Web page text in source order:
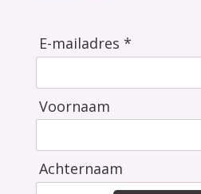
E-mailadres *
Voornaam
Achternaam